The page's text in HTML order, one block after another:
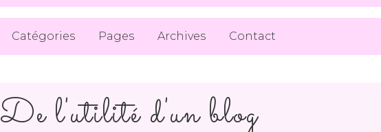
Catégories Pages Archives Contact
De l'utilité d'un blog